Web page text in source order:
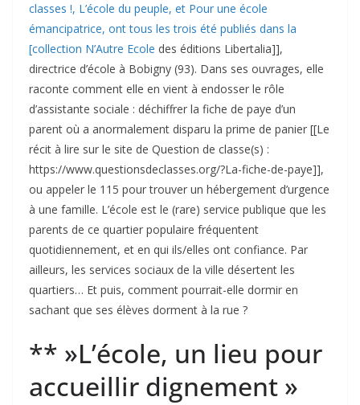
classes !, L’école du peuple, et Pour une école
émancipatrice, ont tous les trois été publiés dans la
[collection N’Autre Ecole des éditions Libertalia]],
directrice d’école à Bobigny (93). Dans ses ouvrages, elle
raconte comment elle en vient à endosser le rôle
d’assistante sociale : déchiffrer la fiche de paye d’un
parent où a anormalement disparu la prime de panier [[Le
récit à lire sur le site de Question de classe(s) :
https://www.questionsdeclasses.org/?La-fiche-de-paye]],
ou appeler le 115 pour trouver un hébergement d’urgence
à une famille. L’école est le (rare) service publique que les
parents de ce quartier populaire fréquentent
quotidiennement, et en qui ils/elles ont confiance. Par
ailleurs, les services sociaux de la ville désertent les
quartiers… Et puis, comment pourrait-elle dormir en
sachant que ses élèves dorment à la rue ?
** »L’école, un lieu pour
accueillir dignement »